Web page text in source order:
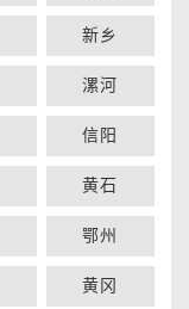
新乡
漯河
信阳
黄石
鄂州
黄冈